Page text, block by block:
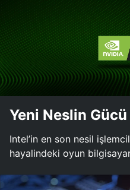
Yeni Neslin Gücü
Intel’in en son nesil
hayalindeki oyun